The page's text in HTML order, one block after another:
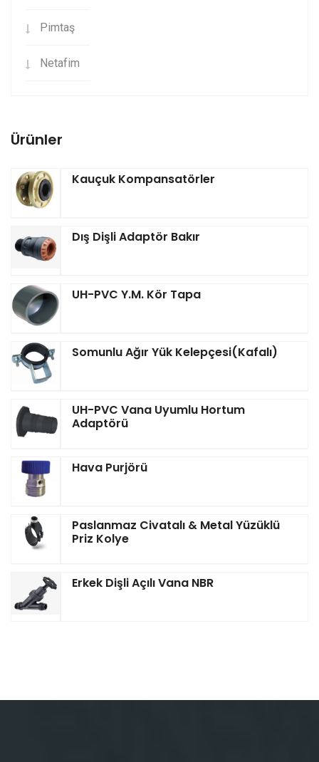
Pimtaş
Netafim
Ürünler
Kauçuk Kompansatörler
Dış Dişli Adaptör Bakır
UH-PVC Y.M. Kör Tapa
Somunlu Ağır Yük Kelepçesi(Kafalı)
UH-PVC Vana Uyumlu Hortum
Adaptörü
Hava Purjörü
Paslanmaz Civatalı & Metal Yüzüklü
Priz Kolye
Erkek Dişli Açılı Vana NBR